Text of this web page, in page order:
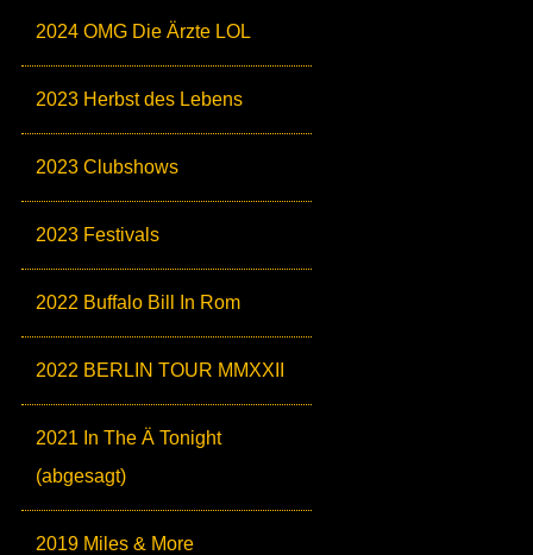
2024 OMG Die Ärzte LOL
2023 Herbst des Lebens
2023 Clubshows
2023 Festivals
2022 Buffalo Bill In Rom
2022 BERLIN TOUR MMXXII
2021 In The Ä Tonight
(abgesagt)
2019 Miles & More